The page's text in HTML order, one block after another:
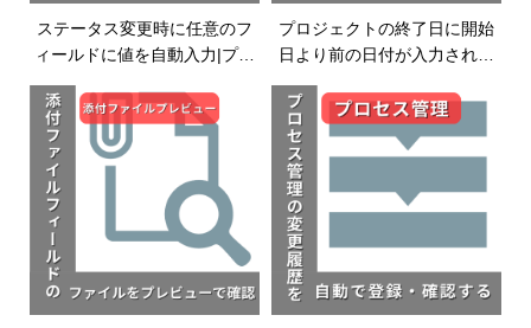
ステータス変更時に任意のフ
ィールドに値を自動入力|プロ
ラグイン
プロジェクトの終了日に開始
日より前の日付が入力された
力制御プラグイン|kintoneプラ
グイン